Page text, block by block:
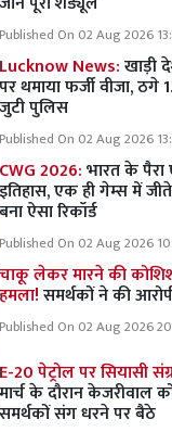
Published On 02 Aug 2026
Lucknow News:खाड़ी
पर थमाया फर्जी वीजा,
जुटी पुलिस
Published On 02 Aug 2026
CWG 2026:भारत के पैरा
इतिहास, एक ही गेम्स में
बना ऐसा रिकॉर्ड
Published On 02 Aug 2026
चाकू लेकर मारने की
हमला!समर्थकों ने की
Published On 02 Aug 2026
E-20 पेट्रोल पर सियासी
मार्च के दौरान केजरीवाल
समर्थकों संग धरने पर बैठे